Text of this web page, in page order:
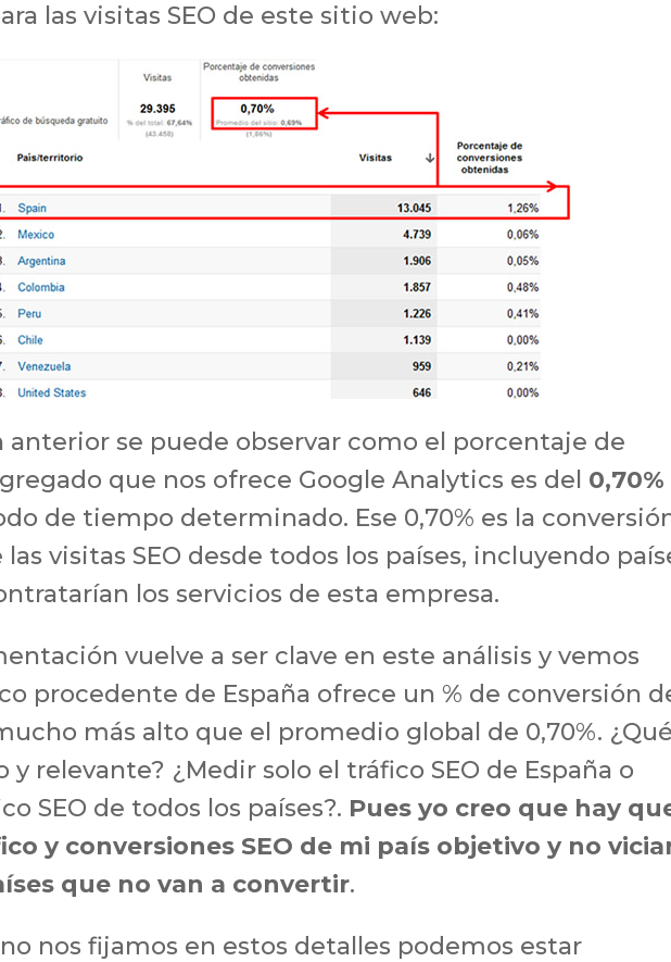
las visitas SEO de este sitio web:
anterior se puede observar como el porcentaje de
que nos ofrece Google Analytics es del 0,70%
de tiempo determinado. Ese 0,70% es la
visitas SEO desde todos los países, incluyendo
los servicios de esta empresa.
vuelve a ser clave en este análisis y vemos
procedente de España ofrece un % de conversión
más alto que el promedio global de 0,70%. ¿Qué
y relevante? ¿Medir solo el tráfico SEO de España o
SEO de todos los países?. Pues yo creo que hay
y conversiones SEO de mi país objetivo y no
que no van a convertir.
nos fijamos en estos detalles podemos estar